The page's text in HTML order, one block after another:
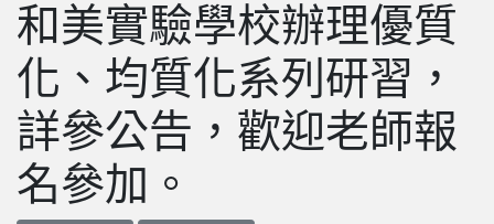
和美實驗學校辦理優質
化、均質化系列研習，
詳參公告，歡迎老師報
名參加。